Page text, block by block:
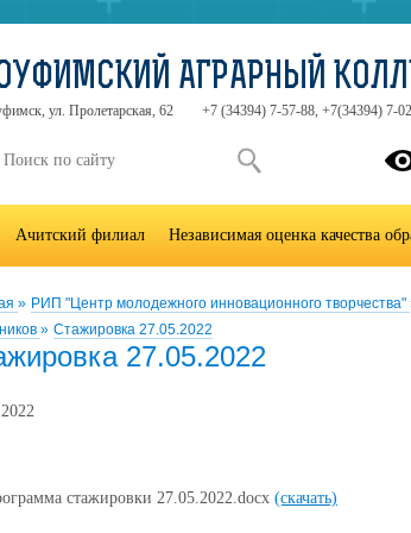
» РИП "Центр молодежного инновационного творчества"
» Стажировка 27.05.2022
27.05.2022
стажировки 27.05.2022.docx (скачать)
АГРАРНЫЙ
ул. Пролетарская, 62 +7 (34394) 7-57-88, +7(34394) 7-
Ачитский филиал Независимая оценка качества